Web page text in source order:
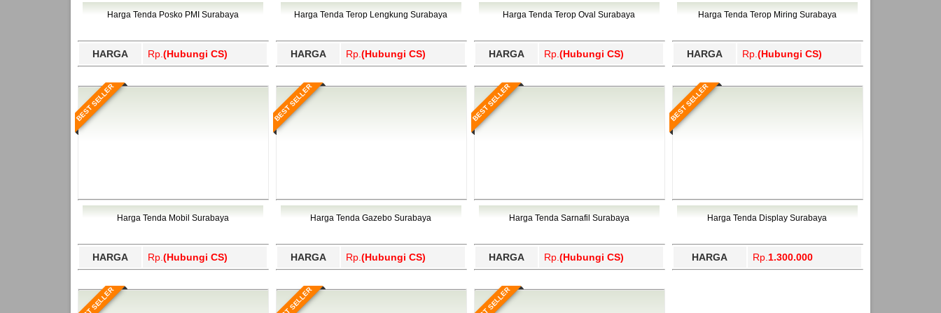
Bawang Barat, Tulangbawang, Tulungagung, Wajo, Wakatobi, Waropen, Way Kanan, Wonogiri, Wonosobo, Yahukimo, Yalimo, Yogyakarta.
Harga Tenda Posko PMI Surabaya
HARGA Rp. (Hubungi CS)
Harga Tenda Terop Lengkung Surabaya
HARGA Rp. (Hubungi CS)
Harga Tenda Terop Oval Surabaya
HARGA Rp. (Hubungi CS)
Harga Tenda Terop Miring Surabaya
HARGA Rp. (Hubungi CS)
BEST SELLER
Harga Tenda Mobil Surabaya
HARGA Rp. (Hubungi CS)
BEST SELLER
Harga Tenda Gazebo Surabaya
HARGA Rp. (Hubungi CS)
BEST SELLER
Harga Tenda Sarnafil Surabaya
HARGA Rp. (Hubungi CS)
BEST SELLER
Harga Tenda Display Surabaya
HARGA Rp. 1.300.000